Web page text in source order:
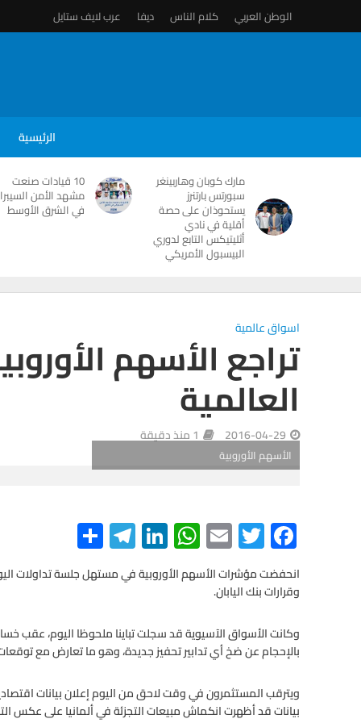
الوطن العربي كلام الناس ديفا عرب لايف ستايل
الرئيسية
مارك كوبان وهاربينغر
سبورتس بارتنرز
يستحوذان على حصة
أقلية في نادي
أثليتيكس التابع لدوري
البيسبول الأمريكي
10 قيادات صنعت
مشهد الأمن
في الشرق الأوسط
اسواق عالمية
تراجع الأسهم
العالمية
2016-04-29 1 منذ دقيقة
الأسهم الأوروبية
F
ac
e
b
o
o
k
T
wi
tt
er
E
m
ail
W
h
at
A
p
p
Li
n
ke
n
Te
le
gr
m
S
h
ar
انحفضت مؤشرات الأسهم الأوروبية في مستهل جلسة تداولات
وقرارات بنك اليابان.
وكانت الأسواق الآسيوية قد سجلت تباينا ملحوظا اليوم، عقب
بالإحجام عن ضخ أي تدابير تحفيز جديدة، وهو ما تعارض مع
ويترقب المستثمرون في وقت لاحق من اليوم إعلان بيانات
بيانات قد أظهرت انكماش مبيعات التجزئة في ألمانيا على عكس